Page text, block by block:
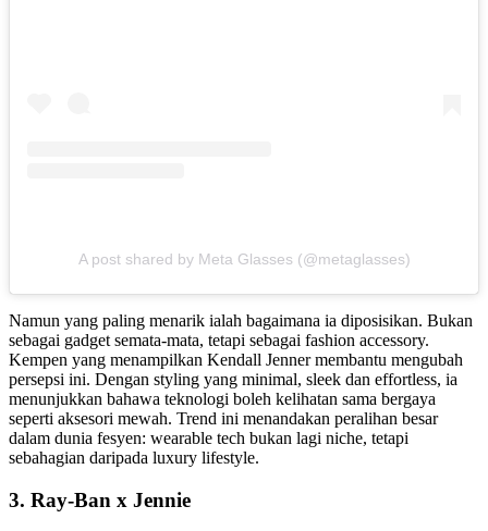
A post shared by Meta Glasses (@metaglasses)
Namun yang paling menarik ialah bagaimana ia diposisikan. Bukan
sebagai gadget semata-mata, tetapi sebagai fashion accessory.
Kempen yang menampilkan Kendall Jenner membantu mengubah
persepsi ini. Dengan styling yang minimal, sleek dan effortless, ia
menunjukkan bahawa teknologi boleh kelihatan sama bergaya
seperti aksesori mewah. Trend ini menandakan peralihan besar
dalam dunia fesyen: wearable tech bukan lagi niche, tetapi
sebahagian daripada luxury lifestyle.
3. Ray-Ban x Jennie